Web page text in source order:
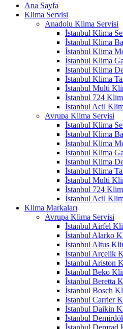
Ana Sayfa
Klima Servisi
Anadolu Klima Servisi
İstanbul Klima
İstanbul Klima
İstanbul Klima
İstanbul Klima
İstanbul Klima
İstanbul Klima
İstanbul Multi
İstanbul 724
İstanbul Acil
Avrupa Klima Servisi
İstanbul Klima
İstanbul Klima
İstanbul Klima
İstanbul Klima
İstanbul Klima
İstanbul Klima
İstanbul Multi
İstanbul 724
İstanbul Acil
Klima Markaları
Avrupa Klima Servisi
İstanbul Airfel
İstanbul Alarko
İstanbul Altus
İstanbul Arçelik
İstanbul Ariston
İstanbul Beko
İstanbul Beretta
İstanbul Bosch
İstanbul Carrier
İstanbul Daikin
İstanbul
İstanbul Demrad